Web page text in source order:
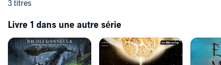
3 titres
Livre 1 dans une autre série